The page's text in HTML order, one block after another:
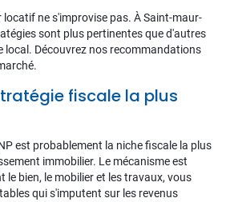
ne s'improvise pas. À Saint-maur-
sont plus pertinentes que d'autres
local. Découvrez nos recommandations
fiscale la plus
est probablement la niche fiscale la plus
immobilier. Le mécanisme est
le bien, le mobilier et les travaux, vous
qui s'imputent sur les revenus